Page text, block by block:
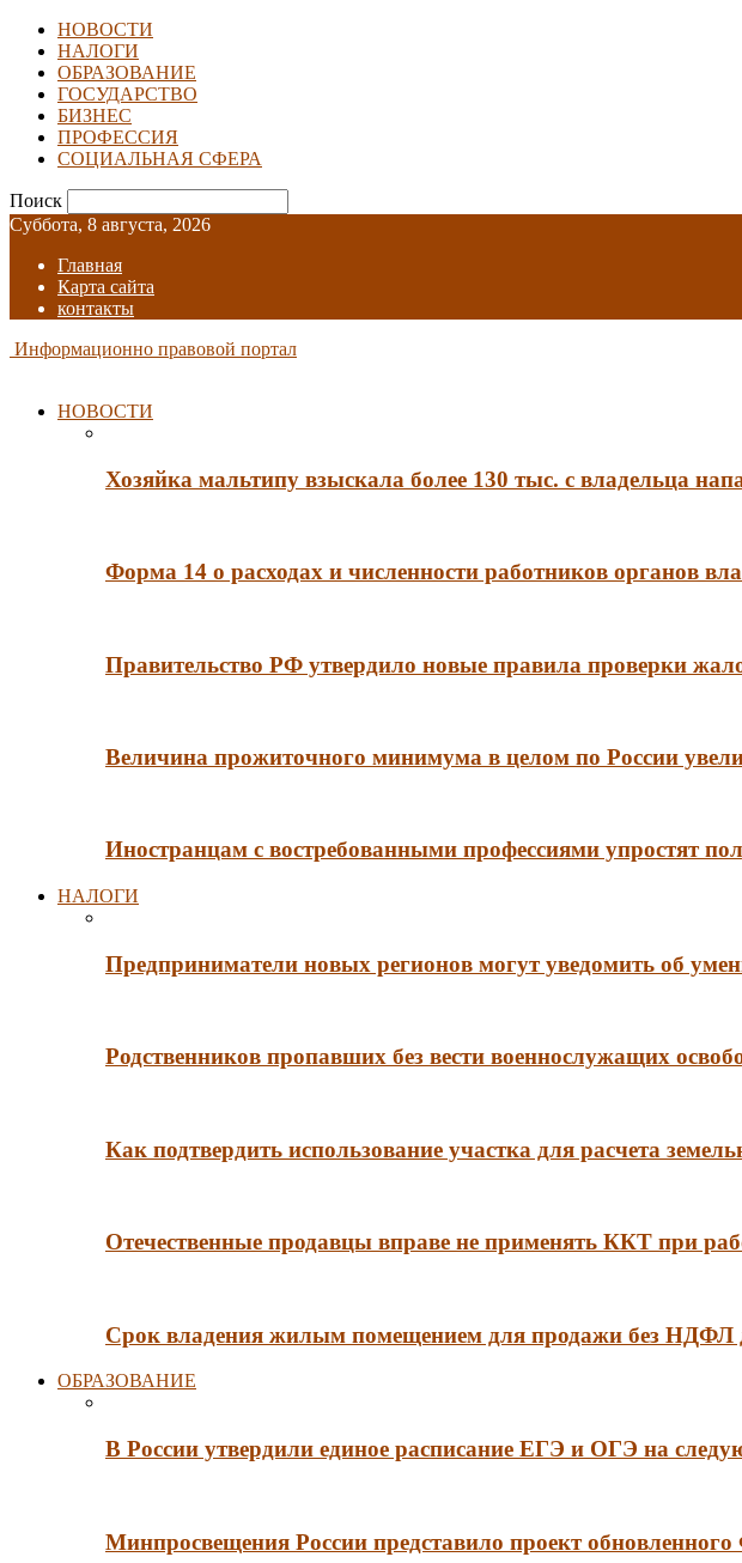
НОВОСТИ
НАЛОГИ
ОБРАЗОВАНИЕ
ГОСУДАРСТВО
БИЗНЕС
ПРОФЕССИЯ
СОЦИАЛЬНАЯ СФЕРА
Поиск
Суббота, 8 августа, 2026
Главная
Карта сайта
контакты
Информационно правовой портал
НОВОСТИ
Хозяйка мальтипу взыскала более 130 тыс. с владельца
Форма 14 о расходах и численности работников органов
Правительство РФ утвердило новые правила проверки
Величина прожиточного минимума в целом по России
Иностранцам с востребованными профессиями упростят
НАЛОГИ
Предприниматели новых регионов могут уведомить об
Родственников пропавших без вести военнослужащих
Как подтвердить использование участка для расчета
Отечественные продавцы вправе не применять ККТ при
Срок владения жилым помещением для продажи без
ОБРАЗОВАНИЕ
В России утвердили единое расписание ЕГЭ и ОГЭ на
Минпросвещения России представило проект